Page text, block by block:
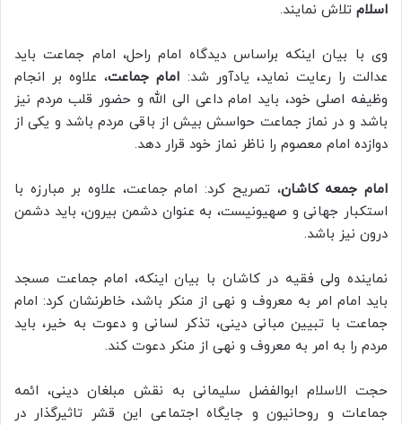
اسلام تلاش نمایند.
وی با بیان اینکه براساس دیدگاه امام راحل، امام جماعت باید
عدالت را رعایت نماید، یادآور شد: امام جماعت، علاوه بر انجام
وظیفه اصلی خود، باید امام داعی الی الله و حضور قلب مردم نیز
باشد و در نماز جماعت حواسش بیش از باقی مردم باشد و یکی از
دوازده امام معصوم را ناظر نماز خود قرار دهد.
امام جمعه کاشان، تصریح کرد: امام جماعت، علاوه بر مبارزه با
استکبار جهانی و صهیونیست، به عنوان دشمن بیرون، باید دشمن
درون نیز باشد.
نماینده ولی فقیه در کاشان با بیان اینکه، امام جماعت مسجد
باید امام امر به معروف و نهی از منکر باشد، خاطرنشان کرد: امام
جماعت با تبیین مبانی دینی، تذکر لسانی و دعوت به خیر، باید
مردم را به امر به معروف و نهی از منکر دعوت کند.
حجت الاسلام ابوالفضل سلیمانی به نقش مبلغان دینی، ائمه
جماعات و روحانیون و جایگاه اجتماعی این قشر تاثیرگذار در